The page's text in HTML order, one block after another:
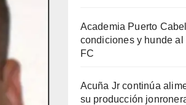
Academia Puerto
condiciones y hunde al
FC
Acuña Jr continúa
su producción